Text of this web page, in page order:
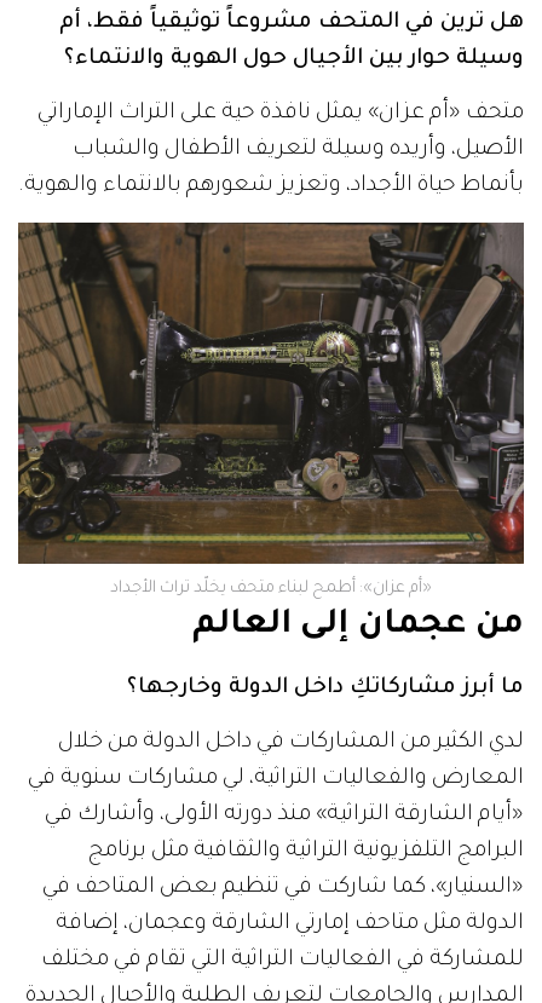
هل ترين في المتحف مشروعاً توثيقياً فقط، أم
وسيلة حوار بين الأجيال حول الهوية والانتماء؟
متحف «أم عزان» يمثل نافذة حية على التراث الإماراتي
الأصيل، وأريده وسيلة لتعريف الأطفال والشباب
بأنماط حياة الأجداد، وتعزيز شعورهم بالانتماء والهوية.
«أم عزان»: أطمح لبناء متحف يخلّد تراث الأجداد
من عجمان إلى العالم
ما أبرز مشاركاتكِ داخل الدولة وخارجها؟
لدي الكثير من المشاركات في داخل الدولة من خلال
المعارض والفعاليات التراثية، لي مشاركات سنوية في
«أيام الشارقة التراثية» منذ دورته الأولى، وأشارك في
البرامج التلفزيونية التراثية والثقافية مثل برنامج
«السنيار»، كما شاركت في تنظيم بعض المتاحف في
الدولة مثل متاحف إمارتي الشارقة وعجمان، إضافة
للمشاركة في الفعاليات التراثية التي تقام في مختلف
المدارس والجامعات لتعريف الطلبة والأجيال الجديدة